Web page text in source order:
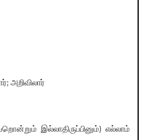
அறிவிலார்
இல்லாதிருப்பினும்) எல்லாம்